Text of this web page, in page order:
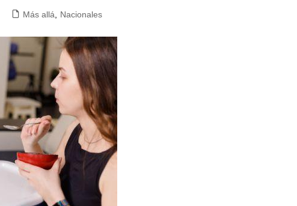
Más allá, Nacionales